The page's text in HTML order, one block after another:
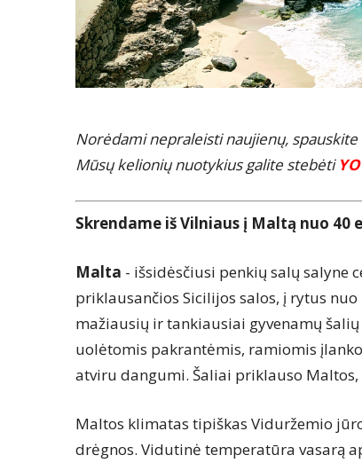
Norėdami nepraleisti naujienų, spauskite
Mūsų kelionių nuotykius galite stebėti
Skrendame iš Vilniaus į Maltą nuo 40
Malta - išsidėsčiusi penkių salų salyne
priklausančios Sicilijos salos, į rytus
mažiausių ir tankiausiai gyvenamų
uolėtomis pakrantėmis, ramiomis
atviru dangumi. Šaliai priklauso Maltos,
Maltos klimatas tipiškas Viduržemio
drėgnos. Vidutinė temperatūra vasarą